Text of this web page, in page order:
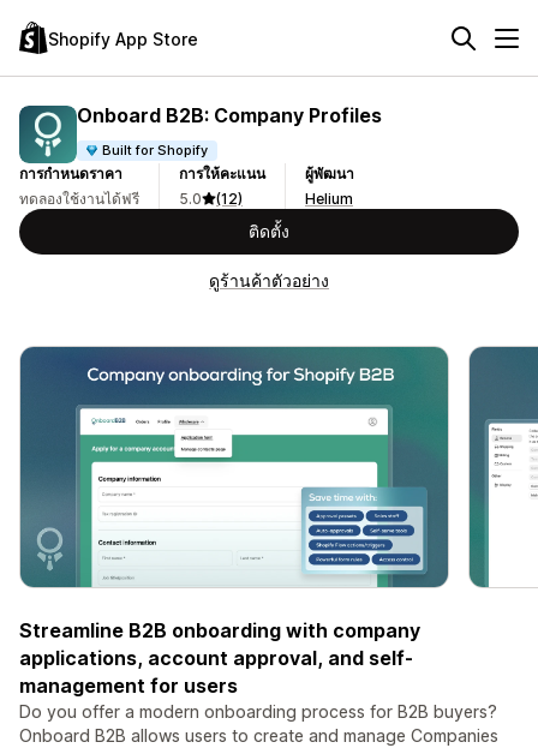
Shopify App Store
Onboard B2B: Company Profiles
Built for Shopify
การกำหนดราคา
ทดลองใช้งานได้ฟรี
การให้คะแนน
5.0
(12)
ผู้พัฒนา
Helium
ติดตั้ง
ดูร้านค้าตัวอย่าง
Streamline B2B onboarding with company
applications, account approval, and self-
management for users
Do you offer a modern onboarding process for B2B buyers?
Onboard B2B allows users to create and manage Companies